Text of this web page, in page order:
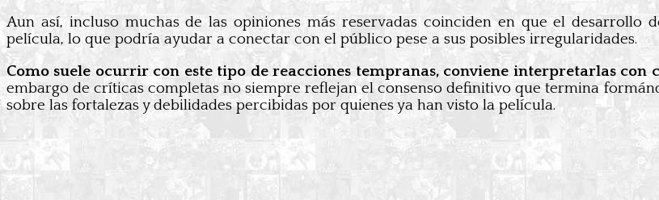
Aun así, incluso muchas de las opiniones más reservadas coinciden en que el desarrollo
película, lo que podría ayudar a conectar con el público pese a sus posibles irregularidades.
Como suele ocurrir con este tipo de reacciones tempranas, conviene interpretarlas con
embargo de críticas completas no siempre reflejan el consenso definitivo que termina
sobre las fortalezas y debilidades percibidas por quienes ya han visto la película.